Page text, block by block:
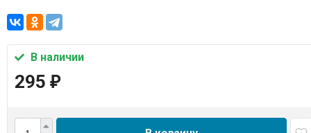
В наличии
295 ₽